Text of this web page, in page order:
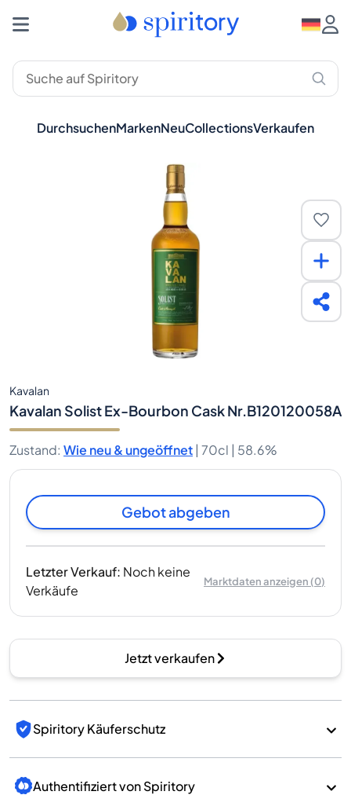
DurchsuchenMarkenNeuCollectionsVerkaufen
Kavalan
Kavalan Solist Ex-Bourbon Cask Nr.B120120058A
Zustand: Wie neu & ungeöffnet | 70cl | 58.6%
Gebot abgeben
Letzter Verkauf: Noch keine
Verkäufe
Marktdaten anzeigen (0)
Jetzt verkaufen
Spiritory Käuferschutz
Authentifiziert von Spiritory